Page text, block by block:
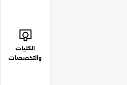
الكليات
والتخصصات